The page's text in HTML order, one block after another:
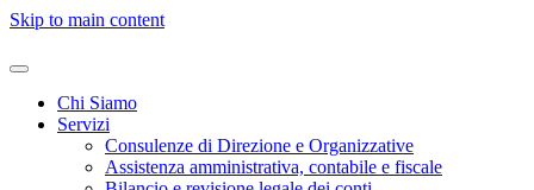
Skip to main content
Chi Siamo
Servizi
Consulenze di Direzione e Organizzative
Assistenza amministrativa, contabile e fiscale